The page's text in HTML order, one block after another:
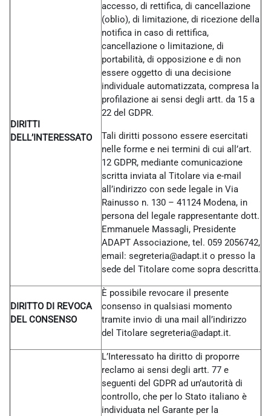
DIRITTI
DELL’INTERESSATO
accesso, di rettifica, di cancellazione
(oblio), di limitazione, di ricezione della
notifica in caso di rettifica,
cancellazione o limitazione, di
portabilità, di opposizione e di non
essere oggetto di una decisione
individuale automatizzata, compresa la
profilazione ai sensi degli artt. da 15 a
22 del GDPR.
Tali diritti possono essere esercitati
nelle forme e nei termini di cui all’art.
12 GDPR, mediante comunicazione
scritta inviata al Titolare via e-mail
all’indirizzo con sede legale in Via
Rainusso n. 130 – 41124 Modena, in
persona del legale rappresentante dott.
Emmanuele Massagli, Presidente
ADAPT Associazione, tel. 059 2056742,
email: segreteria@adapt.it o presso la
sede del Titolare come sopra descritta.
DIRITTO DI REVOCA
DEL CONSENSO
È possibile revocare il presente
consenso in qualsiasi momento
tramite invio di una mail all’indirizzo
del Titolare segreteria@adapt.it.
L’Interessato ha diritto di proporre
reclamo ai sensi degli artt. 77 e
seguenti del GDPR ad un’autorità di
controllo, che per lo Stato italiano è
individuata nel Garante per la